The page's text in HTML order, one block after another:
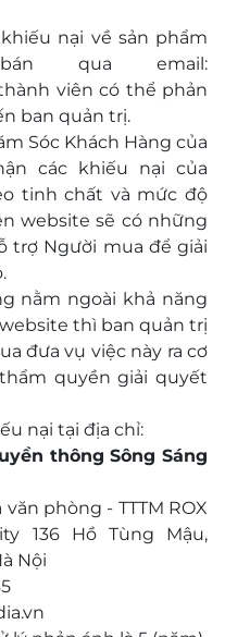
nại về sản phẩm
qua email:
viên có thể phản
ban quản trị.
Sóc Khách Hàng của
các khiếu nại của
tinh chất và mức độ
website sẽ có những
trợ Người mua để giải
nằm ngoài khả năng
thì ban quản trị
đưa vụ việc này ra cơ
quyền giải quyết
nại tại địa chỉ:
thông Sông Sáng
văn phòng - TTTM ROX
136 Hồ Tùng Mậu,
Nội